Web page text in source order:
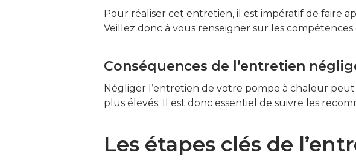
Pour réaliser cet entretien, il est impératif de faire
Veillez donc à vous renseigner sur les
Conséquences de l’entretien
Négliger l’entretien de votre pompe à chaleur peut
plus élevés. Il est donc essentiel de suivre les
Les étapes clés de